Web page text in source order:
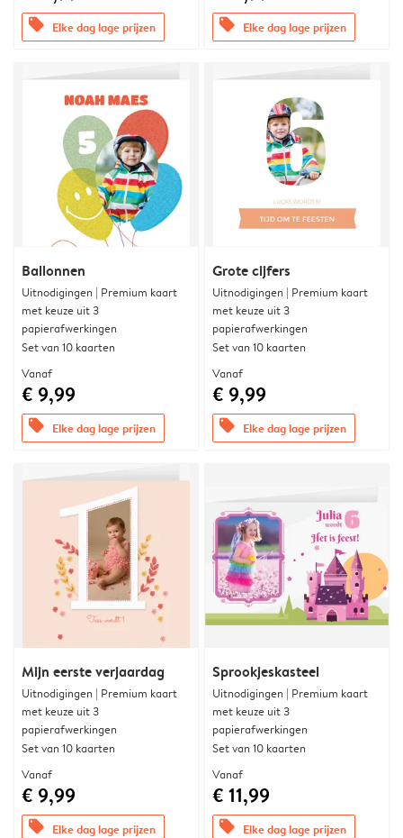
offers Elke dag lage prijzen offers Elke dag lage prijzen
Ballonnen
Uitnodigingen | Premium kaart
met keuze uit 3
papierafwerkingen
Set van 10 kaarten
Vanaf
€ 9,99
offers Elke dag lage prijzen
Grote cijfers
Uitnodigingen | Premium kaart
met keuze uit 3
papierafwerkingen
Set van 10 kaarten
Vanaf
€ 9,99
offers Elke dag lage prijzen
Mijn eerste verjaardag
Uitnodigingen | Premium kaart
met keuze uit 3
papierafwerkingen
Set van 10 kaarten
Vanaf
€ 9,99
offers Elke dag lage prijzen
Sprookjeskasteel
Uitnodigingen | Premium kaart
met keuze uit 3
papierafwerkingen
Set van 10 kaarten
Vanaf
€ 11,99
offers Elke dag lage prijzen